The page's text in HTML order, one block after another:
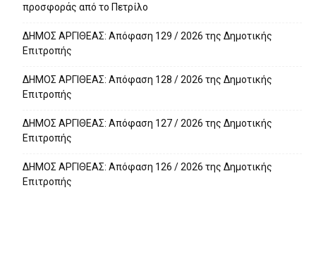
προσφοράς από το Πετρίλο
ΔΗΜΟΣ ΑΡΓΙΘΕΑΣ: Απόφαση 129 / 2026 της Δημοτικής
Επιτροπής
ΔΗΜΟΣ ΑΡΓΙΘΕΑΣ: Απόφαση 128 / 2026 της Δημοτικής
Επιτροπής
ΔΗΜΟΣ ΑΡΓΙΘΕΑΣ: Απόφαση 127 / 2026 της Δημοτικής
Επιτροπής
ΔΗΜΟΣ ΑΡΓΙΘΕΑΣ: Απόφαση 126 / 2026 της Δημοτικής
Επιτροπής